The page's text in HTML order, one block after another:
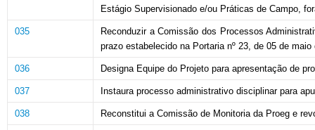
Estágio Supervisionado e/ou Práticas de Campo,
035
Reconduzir a Comissão dos Processos
prazo estabelecido na Portaria nº 23, de 05 de maio
036 Designa Equipe do Projeto para apresentação de
037 Instaura processo administrativo disciplinar para
038 Reconstitui a Comissão de Monitoria da Proeg e